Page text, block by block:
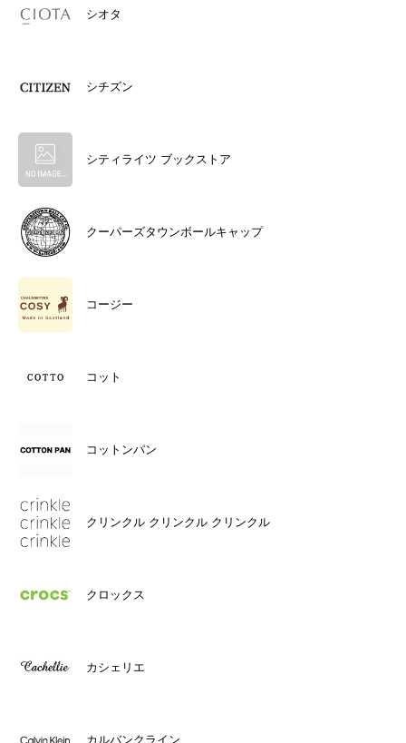
シオタ
シチズン
シティライツ ブックストア
クーパーズタウンボールキャップ
コージー
コット
コットンパン
クリンクル クリンクル クリンクル
クロックス
カシェリエ
カルバンクライン